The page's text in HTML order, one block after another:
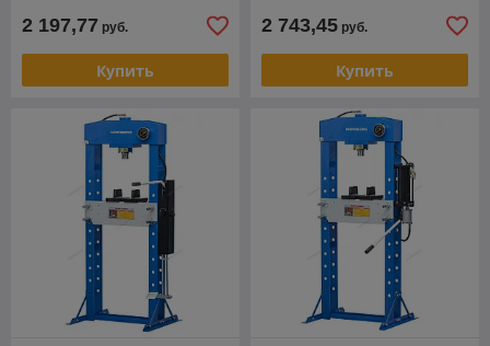
2 197,77 руб.
Купить
2 743,45 руб.
Купить